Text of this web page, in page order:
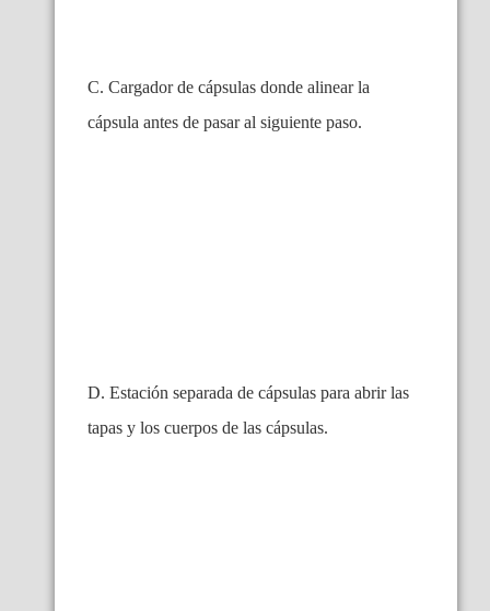
C. Cargador de cápsulas donde alinear la
cápsula antes de pasar al siguiente paso.
D. Estación separada de cápsulas para abrir las
tapas y los cuerpos de las cápsulas.